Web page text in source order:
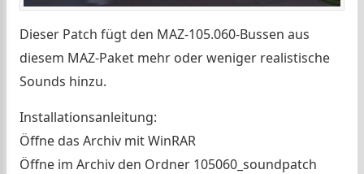
Dieser Patch fügt den MAZ-105.060-Bussen aus
diesem MAZ-Paket mehr oder weniger realistische
Sounds hinzu.
Installationsanleitung:
Öffne das Archiv mit WinRAR
Öffne im Archiv den Ordner 105060_soundpatch